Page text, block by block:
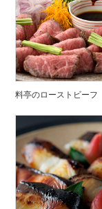
料亭のローストビーフ